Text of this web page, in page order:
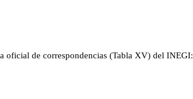
oficial de correspondencias (Tabla XV) del INEGI: